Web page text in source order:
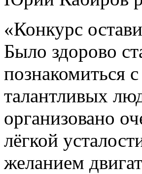
«Конкурс
Было здорово
познакомиться
талантливых
организовано
лёгкой
желанием